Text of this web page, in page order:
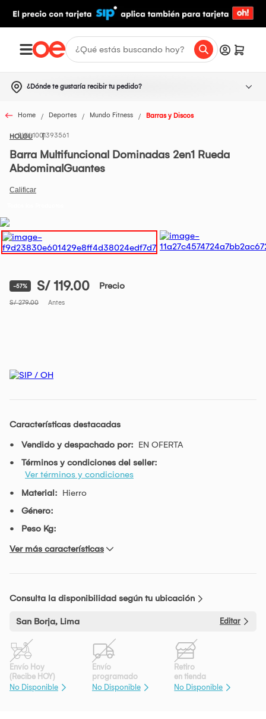
¿Dónde te gustaría recibir tu pedido?
Home Deportes Mundo Fitness Barras y Discos
HOLGU1001393561
Barra Multifuncional Dominadas 2en1 Rueda
AbdominalGuantes
-57% S/ 119.00 Precio
S/ 279.00 Antes
Características destacadas
Vendido y despachado por: EN OFERTA
Términos y condiciones del seller:
Ver términos y condiciones
Material: Hierro
Género:
Peso Kg:
Ver más características
Consulta la disponibilidad según tu ubicación
San Borja, Lima Editar
Envío Hoy
(Recibe HOY)
No Disponible
Envío
programado
No Disponible
Retiro
en tienda
No Disponible